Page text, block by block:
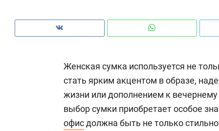
Женская сумка используется не
стать ярким акцентом в образе,
жизни или дополнением к вечернему
выбор сумки приобретает особое
офисдолжна быть не только